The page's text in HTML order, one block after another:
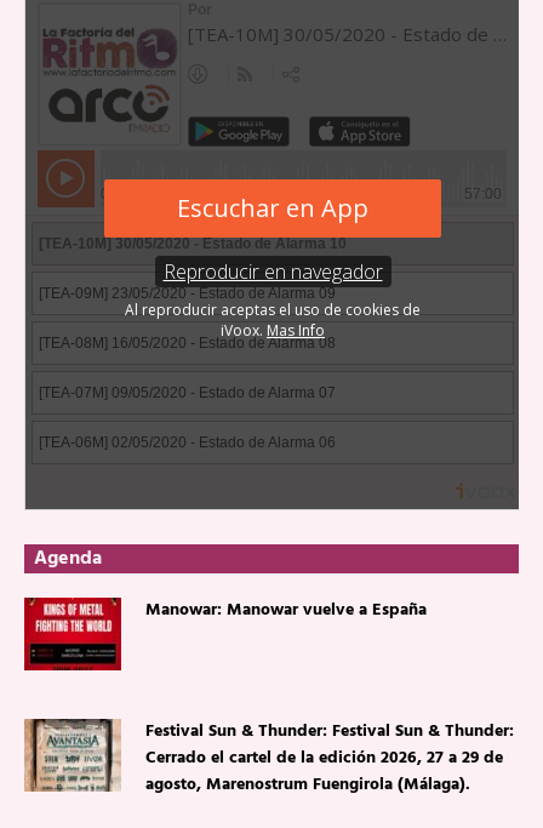
Agenda
Manowar: Manowar vuelve a España
Festival Sun & Thunder: Festival Sun & Thunder:
Cerrado el cartel de la edición 2026, 27 a 29 de
agosto, Marenostrum Fuengirola (Málaga).